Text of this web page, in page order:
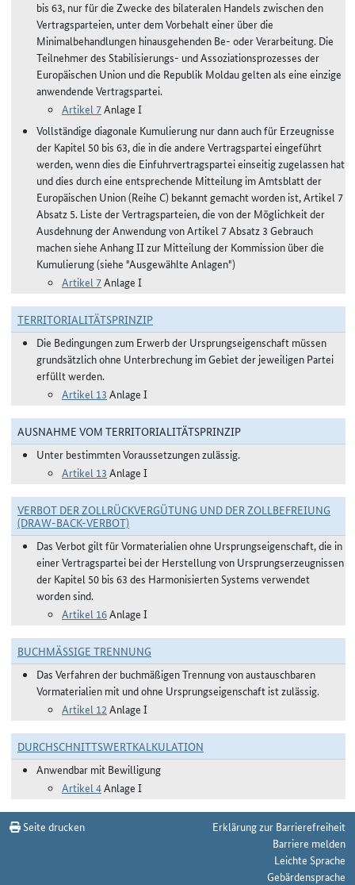
bis 63, nur für die Zwecke des bilateralen Handels zwischen den
Vertragsparteien, unter dem Vorbehalt einer über die
Minimalbehandlungen hinausgehenden Be- oder Verarbeitung. Die
Teilnehmer des Stabilisierungs- und Assoziationsprozesses der
Europäischen Union und die Republik Moldau gelten als eine einzige
anwendende Vertragspartei.
Artikel 7Anlage I
Vollständige diagonale Kumulierung nur dann auch für Erzeugnisse
der Kapitel 50 bis 63, die in die andere Vertragspartei eingeführt
werden, wenn dies die Einfuhrvertragspartei einseitig zugelassen hat
und dies durch eine entsprechende Mitteilung im Amtsblatt der
Europäischen Union (Reihe C) bekannt gemacht worden ist, Artikel 7
Absatz 5. Liste der Vertragsparteien, die von der Möglichkeit der
Ausdehnung der Anwendung von Artikel 7 Absatz 3 Gebrauch
machen siehe Anhang II zur Mitteilung der Kommission über die
Kumulierung (siehe "Ausgewählte Anlagen")
Artikel 7Anlage I
TERRITORIALITÄTSPRINZIP
Die Bedingungen zum Erwerb der Ursprungseigenschaft müssen
grundsätzlich ohne Unterbrechung im Gebiet der jeweiligen Partei
erfüllt werden.
Artikel 13 Anlage I
AUSNAHME VOM TERRITORIALITÄTSPRINZIP
Unter bestimmten Voraussetzungen zulässig.
Artikel 13 Anlage I
VERBOT DER ZOLLRÜCKVERGÜTUNG UND DER ZOLLBEFREIUNG
(DRAW-BACK-VERBOT)
Das Verbot gilt für Vormaterialien ohne Ursprungseigenschaft, die in
einer Vertragspartei bei der Herstellung von Ursprungserzeugnissen
der Kapitel 50 bis 63 des Harmonisierten Systems verwendet
worden sind.
Artikel 16Anlage I
BUCHMÄSSIGE TRENNUNG
Das Verfahren der buchmäßigen Trennung von austauschbaren
Vormaterialien mit und ohne Ursprungseigenschaft ist zulässig.
Artikel 12 Anlage I
DURCHSCHNITTSWERTKALKULATION
Anwendbar mit Bewilligung
Artikel 4Anlage I
Seite drucken
Erklärung zur Barrierefreiheit
Barriere melden
Leichte Sprache
Gebärdensprache